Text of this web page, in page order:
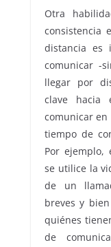
Otra
consistencia
distancia es
comunicar -
llegar por
clave hacia
comunicar
tiempo de
Por ejemplo,
se utilice la
de un
breves y
quiénes
de